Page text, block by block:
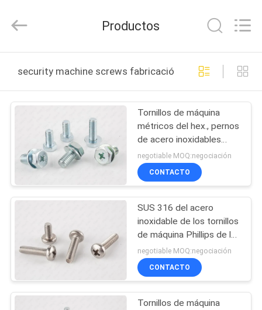
PRODUCTOS
SOBRE
NOSOTROS
VIAJE
FÁBRICA
CONTROL
Fastener.
Co,LTD.
Reserved.
Productos
security machine screws fabricación en línea
Tornillos de máquina
métricos del hex., pernos
de acero inoxidables
métricos de la seguridad
negotiable MOQ:negociación
CONTACTO
SUS 316 del acero
inoxidable de los tornillos
de máquina Phillips de la
cabeza de la cacerola
del estruendo 7985
negotiable MOQ:negociación
CONTACTO
Tornillos de máquina